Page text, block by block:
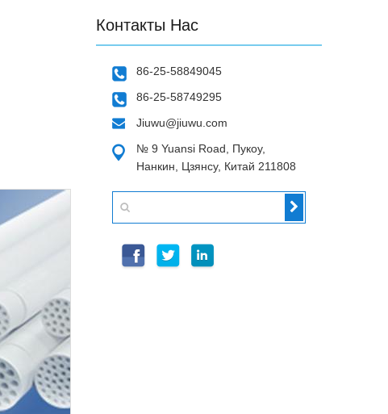
Контакты Нас
86-25-58849045
86-25-58749295
Jiuwu@jiuwu.com
№ 9 Yuansi Road, Пукоу,
Нанкин, Цзянсу, Китай 211808